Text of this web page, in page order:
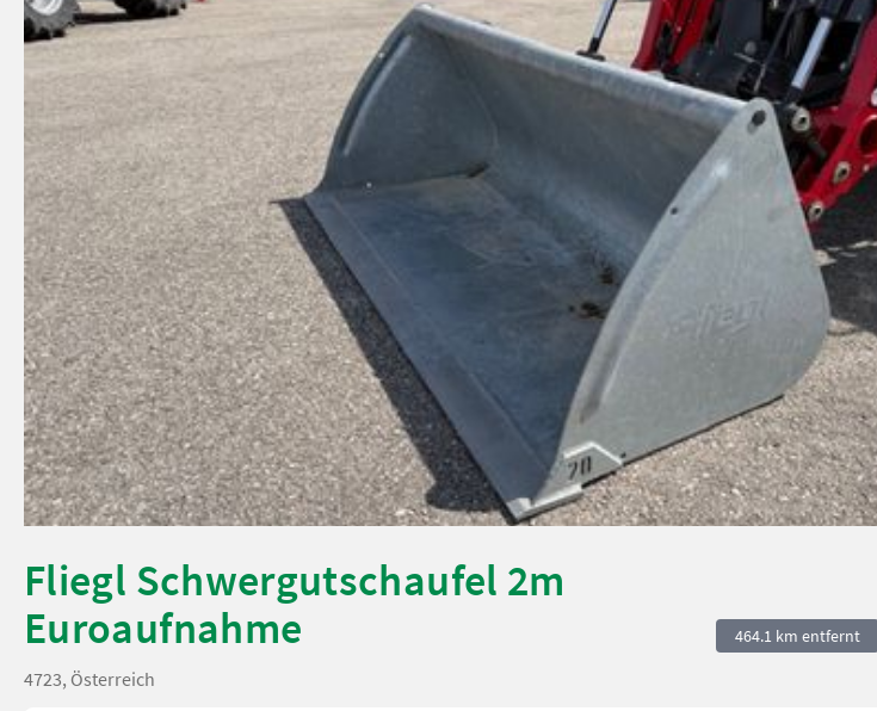
Fliegl Schwergutschaufel 2m
Euroaufnahme
464.1 km entfernt
4723, Österreich